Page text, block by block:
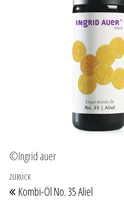
©Ingrid auer
Beitragsnavigation
Vorheriger Beitrag
ZURÜCK
Kombi-Öl No. 35 Aliel